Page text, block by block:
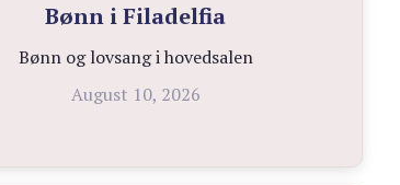
Bønn i Filadelfia
Bønn og lovsang i hovedsalen
August 10, 2026